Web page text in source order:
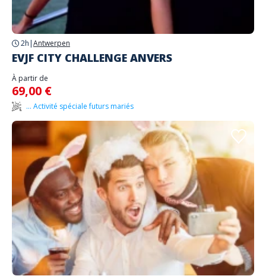
2h |Antwerpen
EVJF CITY CHALLENGE ANVERS
À partir de
69,00 €
... Activité spéciale futurs mariés